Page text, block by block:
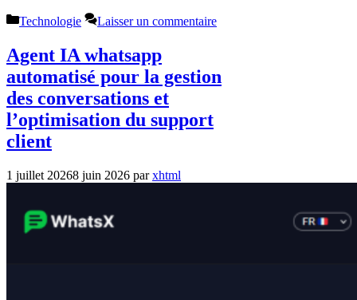
Catégories
Technologie Laisser un commentaire
Agent IA whatsapp
automatisé pour la gestion
des conversations et
l’optimisation du support
client
1 juillet 20268 juin 2026 parxhtml